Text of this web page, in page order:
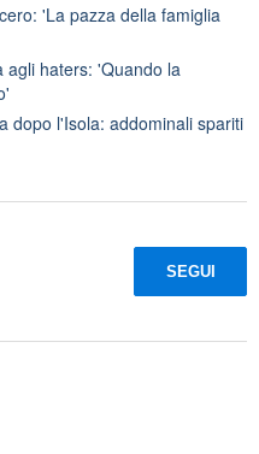
'La pazza della famiglia
agli haters: 'Quando la
dopo l'Isola: addominali spariti
SEGUI